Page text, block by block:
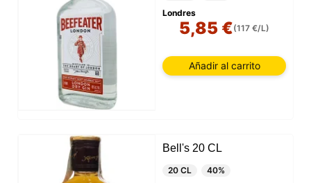
Londres
5,85 €(117 €/L)
Añadir al carrito
Bell's 20 CL
20 CL
40%